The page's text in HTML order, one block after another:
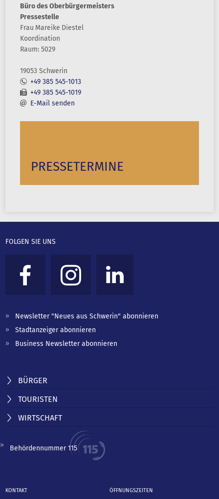
Büro des Oberbürgermeisters
Pressestelle
Frau Mareike Diestel
Koordination
Raum: 5029
19053 Schwerin
+49 385 545-1013
+49 385 545-1019
E-Mail senden
PRESSETERMINE
FOLGEN SIE UNS
Newsletter "Neues aus Schwerin" abonnieren
Stadtanzeiger abonnieren
Business Newsletter abonnieren
BÜRGER
TOURISTEN
WIRTSCHAFT
Behördennummer 115
KONTAKT
ÖFFNUNGSZEITEN